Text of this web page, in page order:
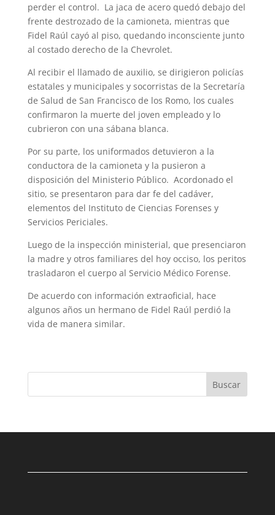
perder el control. La jaca de acero quedó debajo del
frente destrozado de la camioneta, mientras que
Fidel Raúl cayó al piso, quedando inconsciente junto
al costado derecho de la Chevrolet.
Al recibir el llamado de auxilio, se dirigieron policías
estatales y municipales y socorristas de la Secretaría
de Salud de San Francisco de los Romo, los cuales
confirmaron la muerte del joven empleado y lo
cubrieron con una sábana blanca.
Por su parte, los uniformados detuvieron a la
conductora de la camioneta y la pusieron a
disposición del Ministerio Público. Acordonado el
sitio, se presentaron para dar fe del cadáver,
elementos del Instituto de Ciencias Forenses y
Servicios Periciales.
Luego de la inspección ministerial, que presenciaron
la madre y otros familiares del hoy occiso, los peritos
trasladaron el cuerpo al Servicio Médico Forense.
De acuerdo con información extraoficial, hace
algunos años un hermano de Fidel Raúl perdió la
vida de manera similar.
Buscar